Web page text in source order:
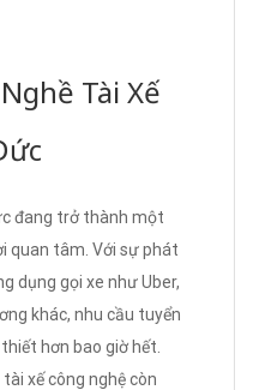
Tài Xế
đang trở thành một
quan tâm. Với sự phát
dụng gọi xe như Uber,
khác, nhu cầu tuyển
hơn bao giờ hết.
xế công nghệ còn